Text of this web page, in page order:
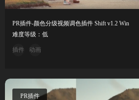
PR插件-颜色分级视频调色插件 Shift v1.2 Win
难度等级：低
插件 动画
PR插件